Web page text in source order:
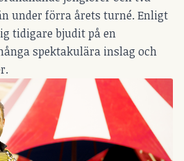
under förra årets turné. Enligt
tidigare bjudit på en
spektakulära inslag och